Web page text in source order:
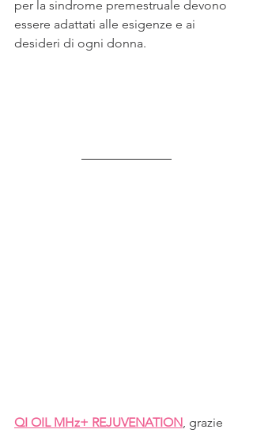
per la sindrome premestruale devono
essere adattati alle esigenze e ai
desideri di ogni donna.
QI OIL MHz+ REJUVENATION, grazie